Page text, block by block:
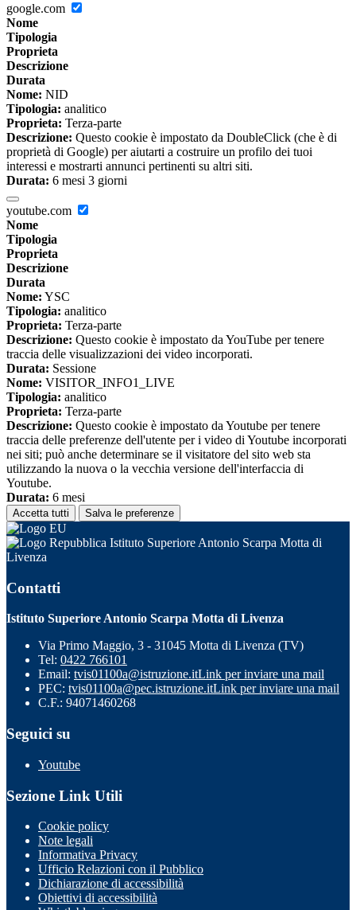
google.com
Nome
Tipologia
Proprieta
Descrizione
Durata
Nome: NID
Tipologia: analitico
Proprieta: Terza-parte
Descrizione: Questo cookie è impostato da DoubleClick (che è di
proprietà di Google) per aiutarti a costruire un profilo dei tuoi
interessi e mostrarti annunci pertinenti su altri siti.
Durata: 6 mesi 3 giorni
youtube.com
Nome
Tipologia
Proprieta
Descrizione
Durata
Nome: YSC
Tipologia: analitico
Proprieta: Terza-parte
Descrizione: Questo cookie è impostato da YouTube per tenere
traccia delle visualizzazioni dei video incorporati.
Durata: Sessione
Nome: VISITOR_INFO1_LIVE
Tipologia: analitico
Proprieta: Terza-parte
Descrizione: Questo cookie è impostato da Youtube per tenere
traccia delle preferenze dell'utente per i video di Youtube incorporati
nei siti; può anche determinare se il visitatore del sito web sta
utilizzando la nuova o la vecchia versione dell'interfaccia di
Youtube.
Durata: 6 mesi
Accetta tutti Salva le preferenze
Istituto Superiore Antonio Scarpa Motta di
Livenza
Contatti
Istituto Superiore Antonio Scarpa Motta di Livenza
Via Primo Maggio, 3 - 31045 Motta di Livenza (TV)
Tel: 0422 766101
Email: tvis01100a@istruzione.itLink per inviare una mail
PEC: tvis01100a@pec.istruzione.itLink per inviare una mail
C.F.: 94071460268
Seguici su
Youtube
Sezione Link Utili
Cookie policy
Note legali
Informativa Privacy
Ufficio Relazioni con il Pubblico
Dichiarazione di accessibilità
Obiettivi di accessibilità